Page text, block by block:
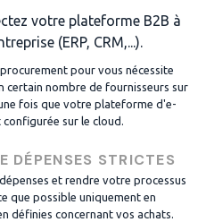
votre plateforme B2B à
(ERP, CRM,...).
pour vous nécessite
certain nombre de fournisseurs sur
fois que votre plateforme d'e-
sur le cloud.
DÉPENSES STRICTES
et rendre votre processus
que possible uniquement en
définies concernant vos achats.